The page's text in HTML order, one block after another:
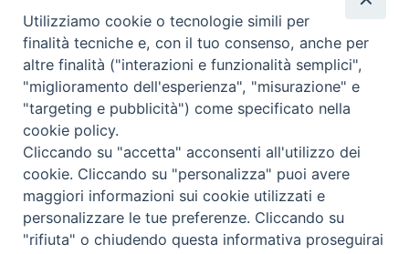
Abbonamenti
Abbonamento Annuale Digitale
Abbonamento Annuale Cartaceo
Abbonamento Singola Copia Digitale
Redazione: Pavia, Piazza Duomo 11 - tel. 0382.24736 -
amministrazione@ilticino.it - repossi@ilticino.it - P.
Utilizziamo cookie o tecnologie simili per
finalità tecniche e, con il tuo consenso, anche per
altre finalità ("interazioni e funzionalità semplici",
"miglioramento dell'esperienza", "misurazione" e
"targeting e pubblicità") come specificato nella
cookie policy.
Cliccando su "accetta" acconsenti all'utilizzo dei
cookie. Cliccando su "personalizza" puoi avere
maggiori informazioni sui cookie utilizzati e
personalizzare le tue preferenze. Cliccando su
"rifiuta" o chiudendo questa informativa proseguirai